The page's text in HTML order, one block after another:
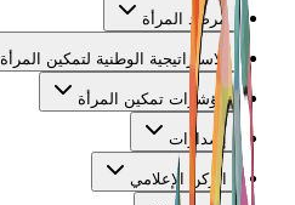
مرصد المرأة
الاستراتيجية الوطنية لتمكين المرأة 2030
مؤشرات تمكين المرأة
إصدارات
الركن الإعلامي